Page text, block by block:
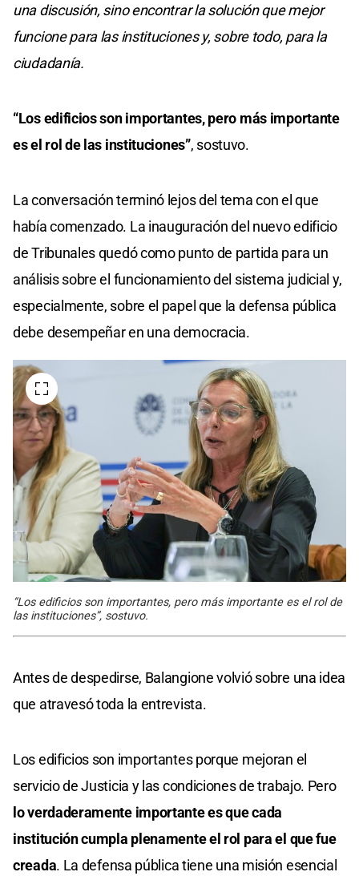
una discusión, sino encontrar la solución que mejor
funcione para las instituciones y, sobre todo, para la
ciudadanía.
“Los edificios son importantes, pero más importante
es el rol de las instituciones”, sostuvo.
La conversación terminó lejos del tema con el que
había comenzado. La inauguración del nuevo edificio
de Tribunales quedó como punto de partida para un
análisis sobre el funcionamiento del sistema judicial y,
especialmente, sobre el papel que la defensa pública
debe desempeñar en una democracia.
“Los edificios son importantes, pero más importante es el rol de
las instituciones”, sostuvo.
Antes de despedirse, Balangione volvió sobre una idea
que atravesó toda la entrevista.
Los edificios son importantes porque mejoran el
servicio de Justicia y las condiciones de trabajo. Pero
lo verdaderamente importante es que cada
institución cumpla plenamente el rol para el que fue
creada. La defensa pública tiene una misión esencial